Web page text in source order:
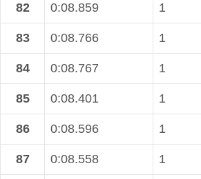
82 0:08.859 1
83 0:08.766 1
84 0:08.767 1
85 0:08.401 1
86 0:08.596 1
87 0:08.558 1